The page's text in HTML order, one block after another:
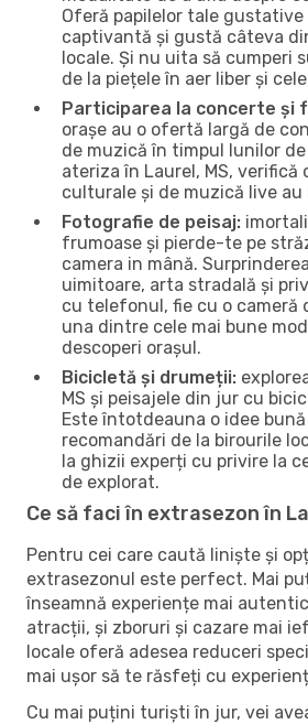
Oferă papilelor tale
captivantă și gustă câteva
locale. Și nu uita să cumperi
de la piețele în aer liber și
Participarea la concerte și
orașe au o ofertă largă de
de muzică în timpul lunilor
ateriza în Laurel, MS, verifică
culturale și de muzică live au
Fotografie de peisaj:
frumoase și pierde-te pe
camera in mână.
uimitoare, arta stradală și
cu telefonul, fie cu o cameră
una dintre cele mai bune
descoperi orașul.
Bicicletă și drumeții:
MS și peisajele din jur cu
Este întotdeauna o idee
recomandări de la birourile
la ghizii experți cu privire la
de explorat.
Ce să faci în extrasezon în
Pentru cei care caută liniște și
extrasezonul este perfect. Mai
înseamnă experiențe mai
atracții, și zboruri și cazare mai
locale oferă adesea reduceri
mai ușor să te răsfeți cu
Cu mai puțini turiști în jur, vei